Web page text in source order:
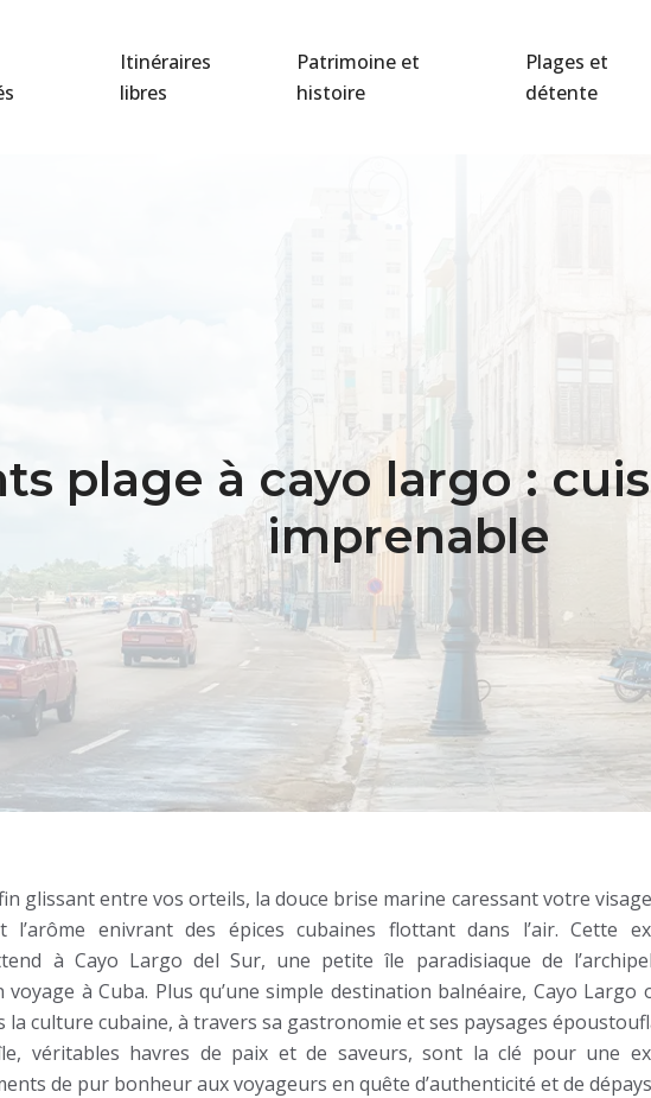
Itinéraires
libres
Patrimoine et
histoire
Plages et
détente
plage à cayo largo :
imprenable
glissant entre vos orteils, la douce brise marine caressant votre
enivrant des épices cubaines flottant dans l’air. Cette
à Cayo Largo del Sur, une petite île paradisiaque de
à Cuba. Plus qu’une simple destination balnéaire, Cayo Largo
culture cubaine, à travers sa gastronomie et ses paysages
véritables havres de paix et de saveurs, sont la clé pour une
de pur bonheur aux voyageurs en quête d’authenticité et de